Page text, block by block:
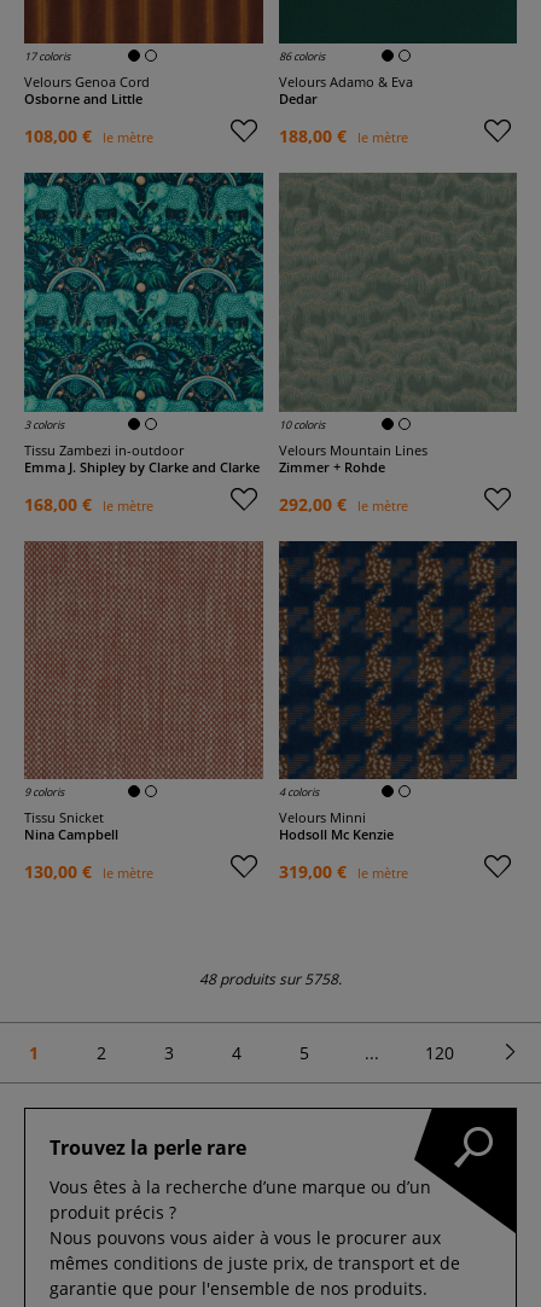
17 coloris
Velours Genoa Cord
Osborne and Little
108,00 € le mètre
86 coloris
Velours Adamo & Eva
Dedar
188,00 € le mètre
3 coloris
Tissu Zambezi in-outdoor
Emma J. Shipley by Clarke and Clarke
168,00 € le mètre
10 coloris
Velours Mountain Lines
Zimmer + Rohde
292,00 € le mètre
9 coloris
Tissu Snicket
Nina Campbell
130,00 € le mètre
4 coloris
Velours Minni
Hodsoll Mc Kenzie
319,00 € le mètre
48 produits sur 5758.
1 2 3 4 5 ... 120
Trouvez la perle rare
Vous êtes à la recherche d’une marque ou d’un
produit précis ?
Nous pouvons vous aider à vous le procurer aux
mêmes conditions de juste prix, de transport et de
garantie que pour l'ensemble de nos produits.